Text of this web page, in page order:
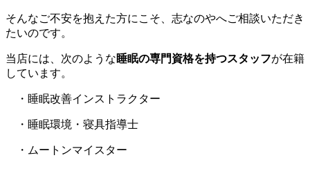
そんなご不安を抱えた方にこそ、志なのやへご相談いただき
たいのです。
当店には、次のような睡眠の専門資格を持つスタッフが在籍
しています。
・睡眠改善インストラクター
・睡眠環境・寝具指導士
・ムートンマイスター